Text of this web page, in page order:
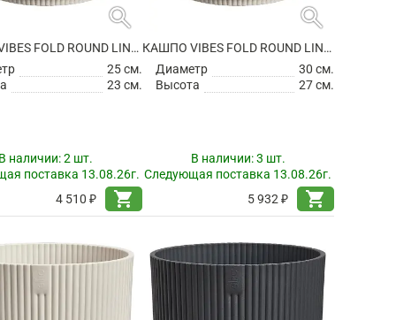
search
КАШПО VIBES FOLD ROUND LINEN WHITE
25 см.
23 см.
наличии:2 шт.
поставка 13.08.26г.
4 510 ₽
shopping_cart
search
КАШПО VIBES FOLD ROUND LINEN WHITE
Диаметр
30 см.
Высота
27 см.
В наличии:3 шт.
Следующая поставка 13.08.26г.
5 932 ₽
shopping_cart